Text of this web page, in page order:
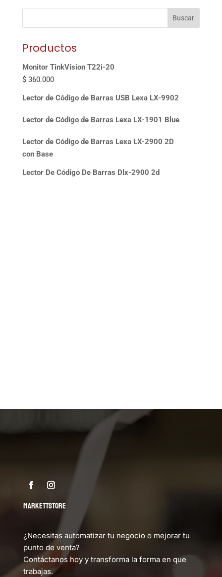
Buscar
Productos
Monitor TinkVision T22i-20
$360.000
Lector de Código de Barras USB Lexa LX-9902
Lector de Código de Barras Lexa LX-1901 Blue
Lector de Código de Barras Lexa LX-2900 2D
con Base
Lector De Código De Barras Dlx-2900 2d
MARKETTSTORE
¿Necesitas automatizar tu negocio o mejorar tu
punto de venta?
Contáctanos hoy y transforma la forma en que
trabajas.